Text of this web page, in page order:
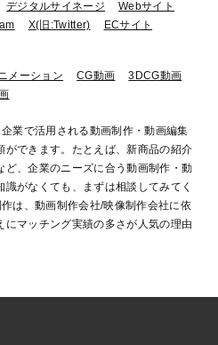
デジタルサイネージ
Webサイト
X(旧:Twitter) ECサイト
メーション CG動画
3DCG動画
業で活用される動画制作・動画編集
ができます。たとえば、新商品の紹介
ど、企業のニーズに合う動画制作・動
がなくても、まずは相談してみてく
は、動画制作会社/映像制作会社に依
にマッチング実績の多さが人気の理由